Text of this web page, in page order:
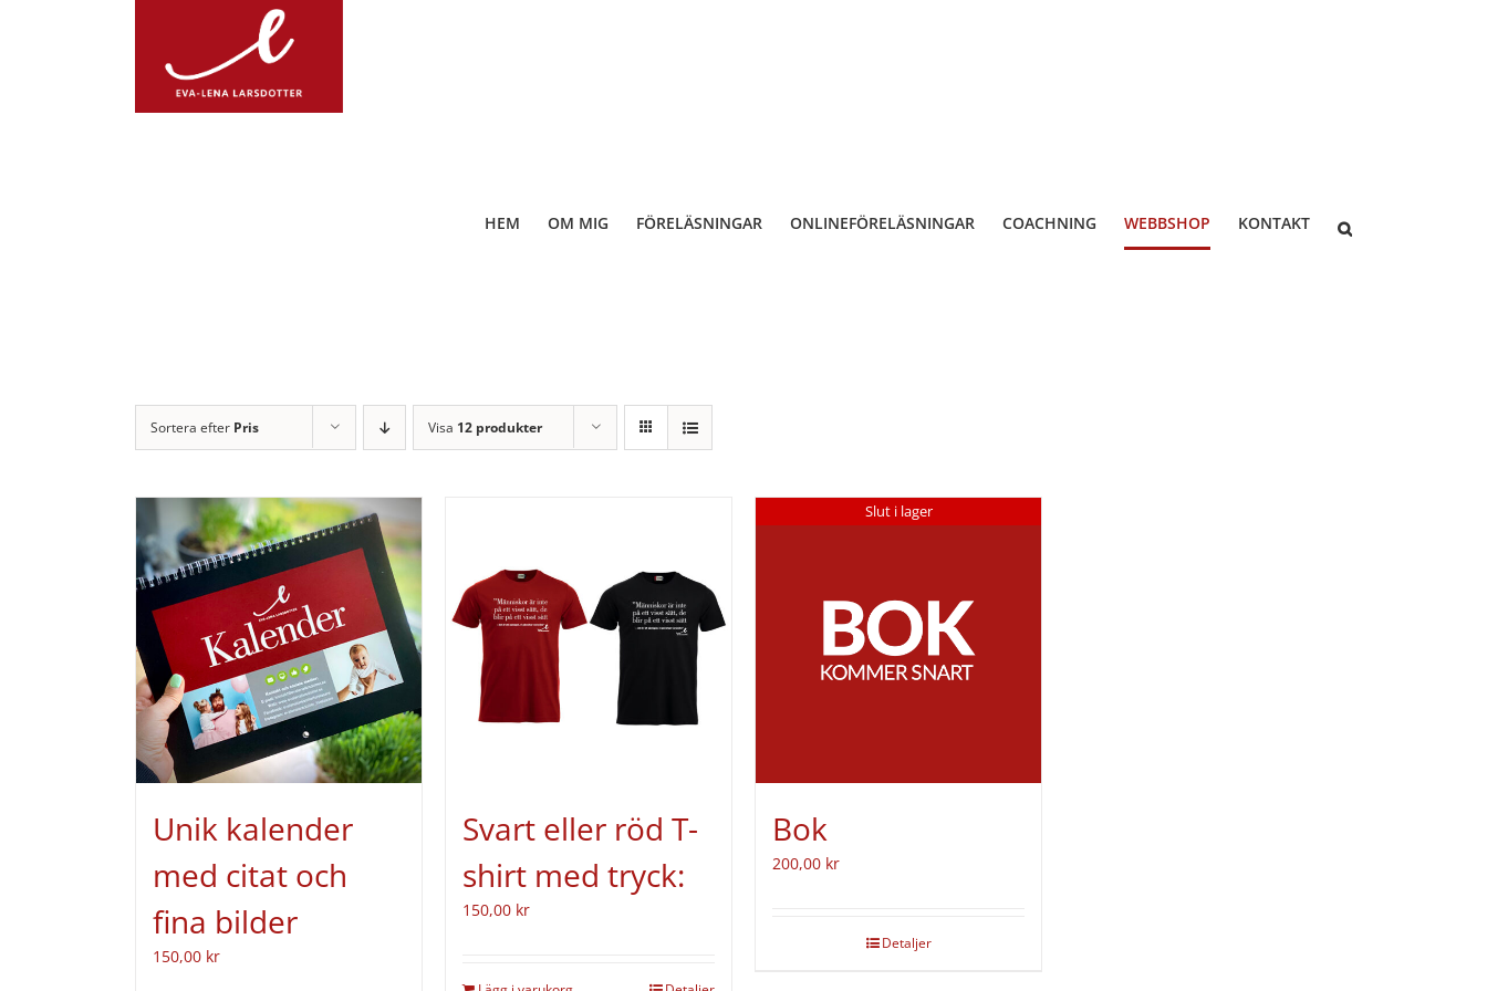
HEM OM MIG FÖRELÄSNINGAR ONLINEFÖRELÄSNINGAR COACHNING WEBBSHOP KONTAKT
Sortera efter Pris Visa 12 produkter
Unik kalender
med citat och
fina bilder
150,00 kr
Svart eller röd T-
shirt med tryck:
150,00 kr
Slut i lager
Bok
200,00 kr
Detaljer